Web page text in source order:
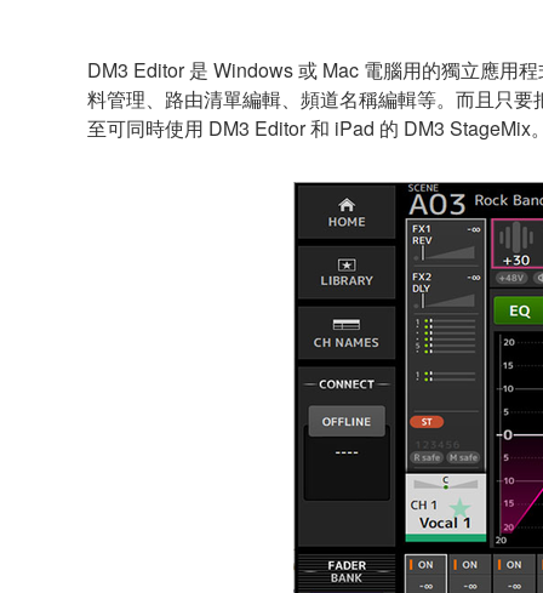
DM3 Editor 是 Windows 或 Mac 電腦用的獨立應用
料管理、路由清單編輯、頻道名稱編輯等。而且只
至可同時使用 DM3 Editor 和 iPad 的 DM3 StageMix